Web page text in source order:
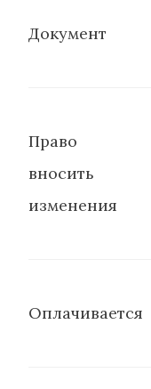
Документ
Право
вносить
изменения
Оплачивается